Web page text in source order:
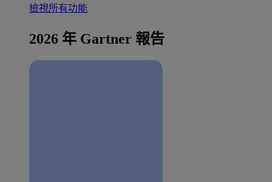
檢視所有功能
2026 年 Gartner 報告